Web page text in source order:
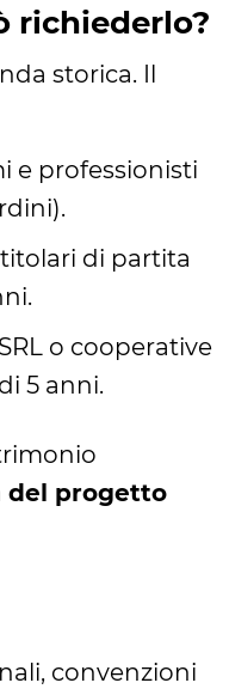
richiederlo?
storica. Il
e professionisti
di partita
o cooperative
5 anni.
del progetto
convenzioni